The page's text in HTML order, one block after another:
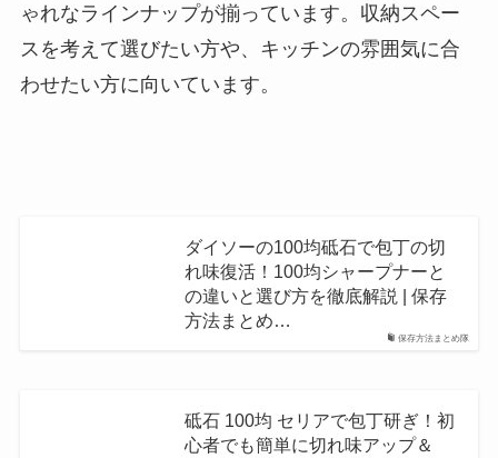
ゃれなラインナップが揃っています。収納スペー
スを考えて選びたい方や、キッチンの雰囲気に合
わせたい方に向いています。
保存方法まとめ隊
ダイソーの100均砥石で包丁の切
れ味復活！100均シャープナーと
の違いと選び方を徹底解説 | 保存
方法まとめ…
砥石 100均 セリアで包丁研ぎ！初
心者でも簡単に切れ味アップ＆